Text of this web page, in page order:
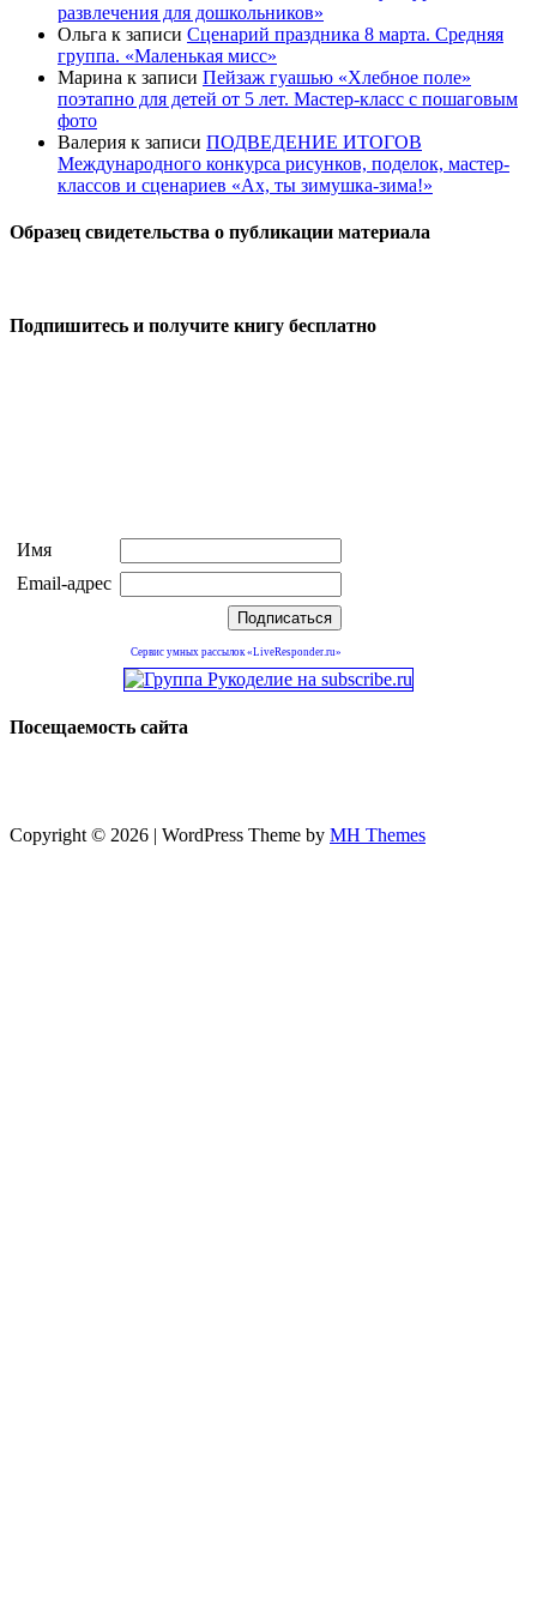
развлечения для дошкольников»
Ольга к записи Сценарий праздника 8 марта. Средняя
группа. «Маленькая мисс»
Марина к записи Пейзаж гуашью «Хлебное поле»
поэтапно для детей от 5 лет. Мастер-класс с пошаговым
фото
Валерия к записи ПОДВЕДЕНИЕ ИТОГОВ
Международного конкурса рисунков, поделок, мастер-
классов и сценариев «Ах, ты зимушка-зима!»
Образец свидетельства о публикации материала
Подпишитесь и получите книгу бесплатно
Имя
Email-адрес
Сервис умных рассылок «LiveResponder.ru»
Посещаемость сайта
Copyright © 2026 | WordPress Theme by MH Themes